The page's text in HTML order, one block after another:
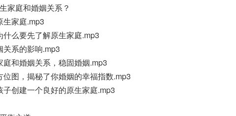
家庭和婚姻关系？
生家庭.mp3
什么要先了解原生家庭.mp3
关系的影响.mp3
庭和婚姻关系，稳固婚姻.mp3
位图，揭秘了你婚姻的幸福指数.mp3
子创建一个良好的原生家庭.mp3